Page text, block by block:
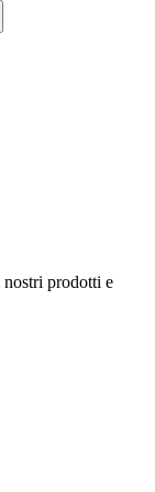
nostri prodotti e